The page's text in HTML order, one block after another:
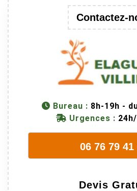
Contactez-
Bureau : 8h-19h -
Urgences :
06 76 79 41
Devis